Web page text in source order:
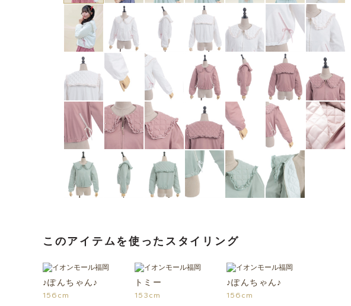
このアイテムを使ったスタイリング
♪ぽんちゃん♪
156cm
トミー
153cm
♪ぽんちゃん♪
156cm